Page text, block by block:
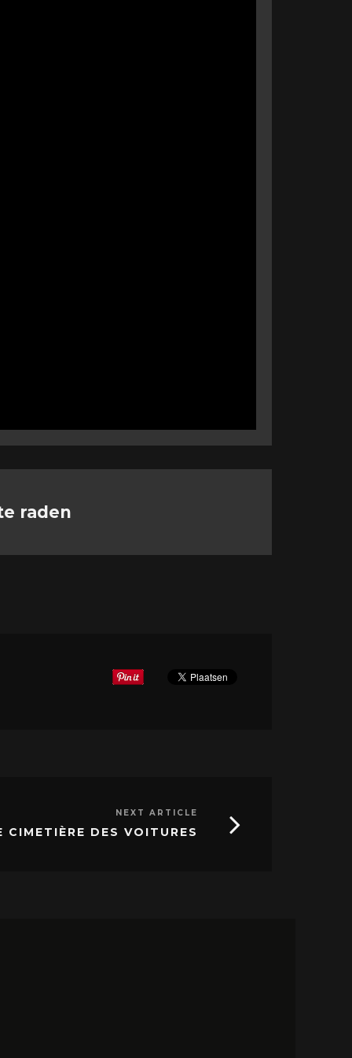
raden
NEXT ARTICLE
CIMETIÈRE DES VOITURES